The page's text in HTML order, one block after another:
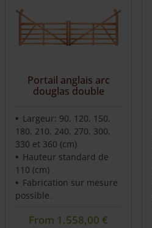
Portail anglais arc
douglas double
Largeur: 90, 120, 150,
180, 210, 240, 270, 300,
330 et 360 (cm)
Hauteur standard de
110 (cm)
Fabrication sur mesure
possible.
From 1.558,00 €